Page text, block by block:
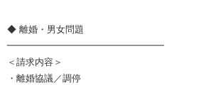
◆ 離婚・男女問題
━━━━━━━━━━━━━━━━━
＜請求内容＞
・離婚協議／調停